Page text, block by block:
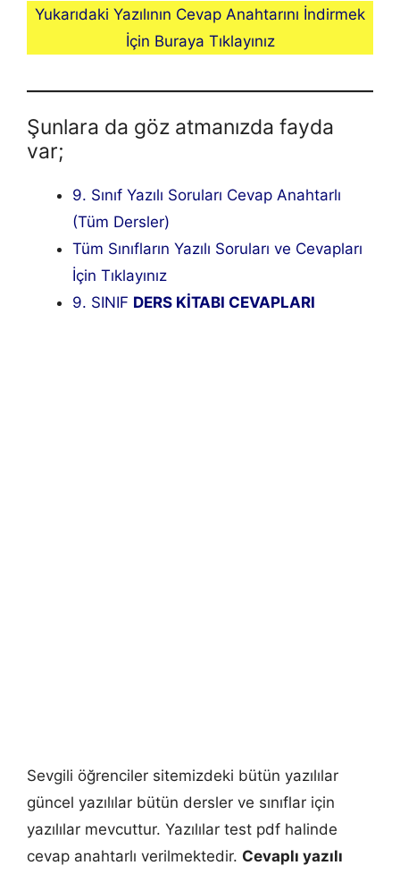
Yukarıdaki Yazılının Cevap Anahtarını İndirmek
İçin Buraya Tıklayınız
Şunlara da göz atmanızda fayda
var;
9. Sınıf Yazılı Soruları Cevap Anahtarlı
(Tüm Dersler)
Tüm Sınıfların Yazılı Soruları ve Cevapları
İçin Tıklayınız
9. SINIF DERS KİTABI CEVAPLARI
Sevgili öğrenciler sitemizdeki bütün yazılılar
güncel yazılılar bütün dersler ve sınıflar için
yazılılar mevcuttur. Yazılılar test pdf halinde
cevap anahtarlı verilmektedir. Cevaplı yazılı